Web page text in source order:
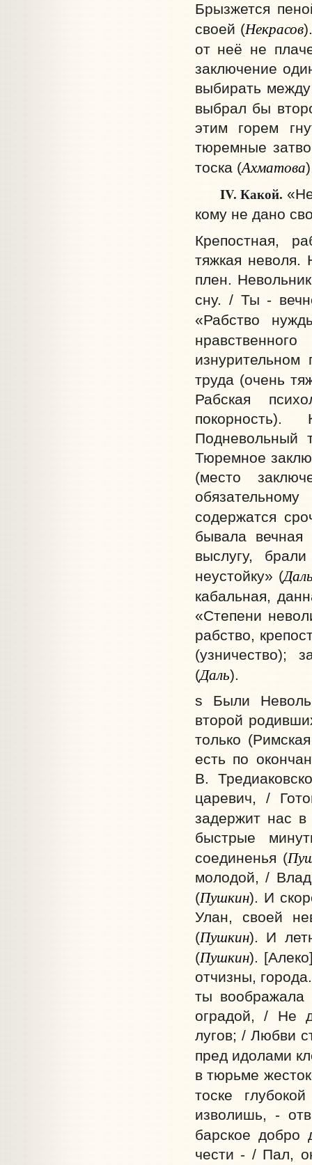
Брызжется
своей (Некрасов
от неё не
заключение
выбирать
выбрал бы
этим горем
тюремные
тоска (Ахматова
IV. Какой.
кому не дано
Крепостная,
тяжкая неволя.
плен.
сну. / Ты -
«Рабство
изнурительном
труда (очень
Рабская
покорность).
Подневольный
Тюремное
(место
содержатся
бывала
выслугу,
неустойку» (
кабальная,
«Степени
рабство,
(узничество);
(Даль).
s Были
второй
только
есть по
В.
царевич, /
задержит нас
быстрые
соединенья (
молодой, /
(Пушкин). И
Улан, своей
(Пушкин). И
(Пушкин).
отчизны,
ты
оградой, / Не
лугов; / Любви
пред идолами
в тюрьме
тоске
изволишь, -
барское добро
чести - / Пал,